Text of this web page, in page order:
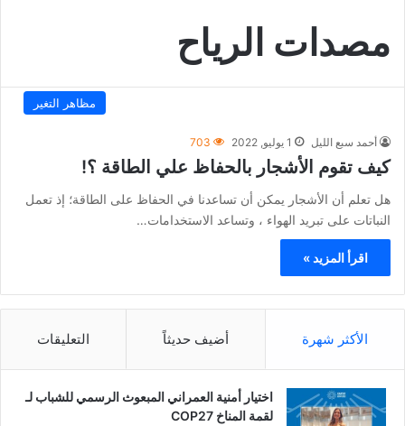
مصدات الرياح
مظاهر التغير
أحمد سبع الليل 1 يوليو, 2022 703
كيف تقوم الأشجار بالحفاظ علي الطاقة ؟!
هل تعلم أن الأشجار يمكن أن تساعدنا في الحفاظ على الطاقة؛ إذ تعمل
النباتات على تبريد الهواء ، وتساعد الاستخدامات…
اقرأ المزيد »
الأكثر شهرة أضيف حديثاً التعليقات
اختيار أمنية العمراني المبعوث الرسمي للشباب لـ
لقمة المناخ COP27